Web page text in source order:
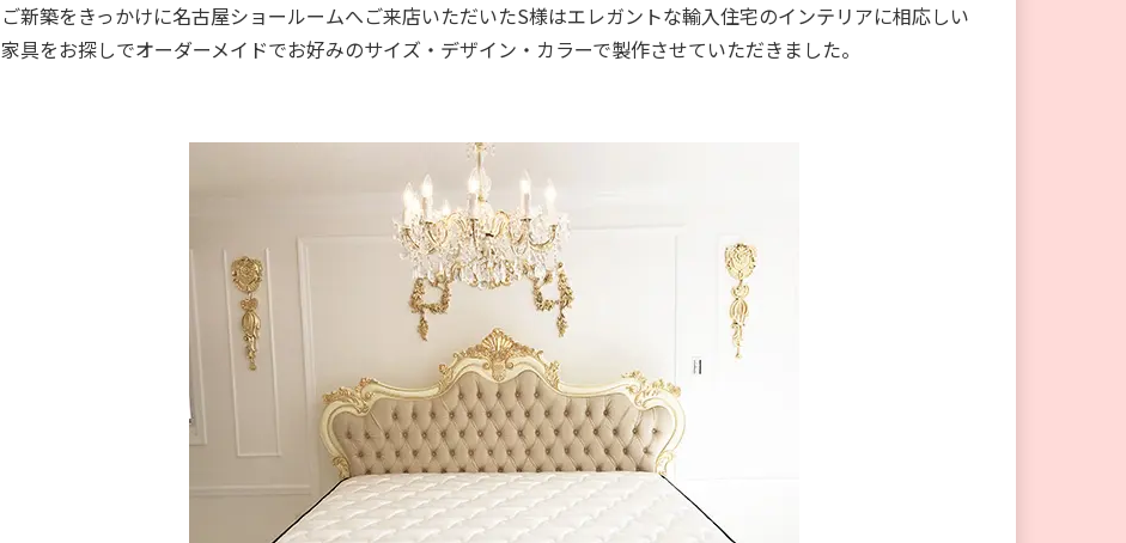
ご新築をきっかけに名古屋ショールームへご来店いただいたS様はエレガントな輸入住宅のインテリアに相応しい
家具をお探しでオーダーメイドでお好みのサイズ・デザイン・カラーで製作させていただきました。